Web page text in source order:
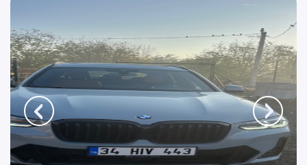
Sürdürülebilirlik
İletişim
EN TR